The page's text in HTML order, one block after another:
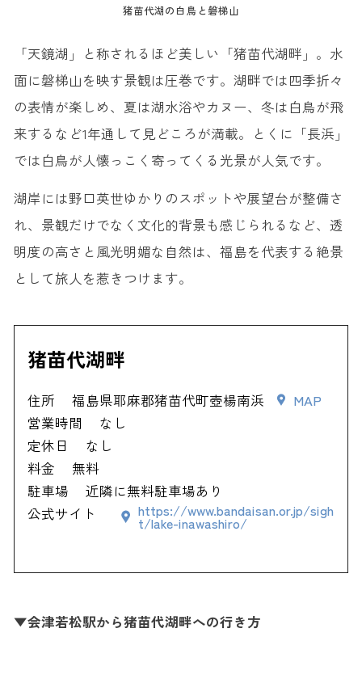
猪苗代湖の白鳥と磐梯山
「天鏡湖」と称されるほど美しい「猪苗代湖畔」。水
面に磐梯山を映す景観は圧巻です。湖畔では四季折々
の表情が楽しめ、夏は湖水浴やカヌー、冬は白鳥が飛
来するなど1年通して見どころが満載。とくに「長浜」
では白鳥が人懐っこく寄ってくる光景が人気です。
湖岸には野口英世ゆかりのスポットや展望台が整備さ
れ、景観だけでなく文化的背景も感じられるなど、透
明度の高さと風光明媚な自然は、福島を代表する絶景
として旅人を惹きつけます。
猪苗代湖畔
住所 福島県耶麻郡猪苗代町壺楊南浜
MAP
営業時間
なし
定休日
なし
料金
無料
駐車場
近隣に無料駐車場あり
公式サイト
https://www.bandaisan.or.jp/sigh
t/lake-inawashiro/
▼会津若松駅から猪苗代湖畔への行き方